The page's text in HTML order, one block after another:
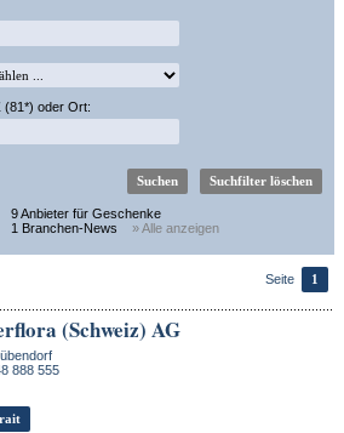
(81*) oder Ort:
9 Anbieter für Geschenke
1 Branchen-News
» Alle anzeigen
Seite 1
(Schweiz) AG
888 555